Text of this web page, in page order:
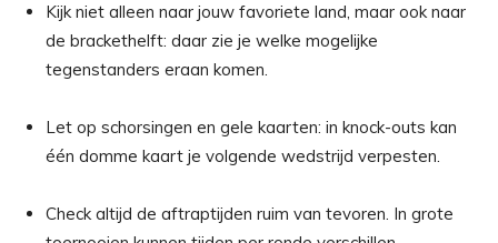
Kijk niet alleen naar jouw favoriete land, maar ook naar
de brackethelft: daar zie je welke mogelijke
tegenstanders eraan komen.
Let op schorsingen en gele kaarten: in knock-outs kan
één domme kaart je volgende wedstrijd verpesten.
Check altijd de aftraptijden ruim van tevoren. In grote